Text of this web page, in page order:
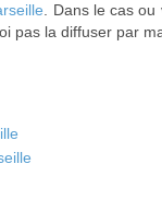
. Dans le cas
pas la diffuser par